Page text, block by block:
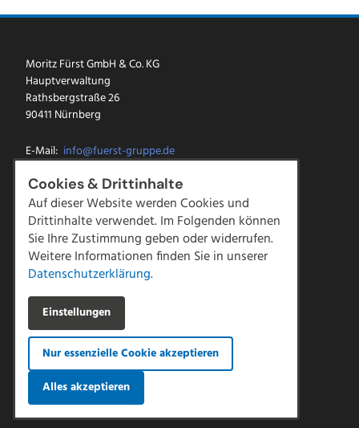
Moritz Fürst GmbH & Co. KG
Hauptverwaltung
Rathsbergstraße 26
90411 Nürnberg
E-Mail: info@fuerst-gruppe.de
Fax: 0911 5213-100
Facebook
Instagram
LinkedIn
YouTube
Kontakt
Downloads
Impressum
Datenschutz
AGBs|Compliance
Hinweisgeber Meldestelle
Cookies & Drittinhalte
Auf dieser Website werden Cookies und
Drittinhalte verwendet. Im Folgenden können
Sie Ihre Zustimmung geben oder widerrufen.
Weitere Informationen finden Sie in unserer
Datenschutzerklärung.
Einstellungen
Nur essenzielle Cookie akzeptieren
Alles akzeptieren